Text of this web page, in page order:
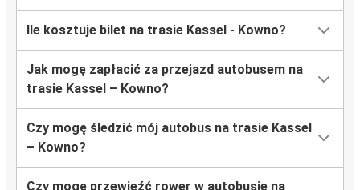
Ile kosztuje bilet na trasie Kassel - Kowno?
Jak mogę zapłacić za przejazd autobusem na
trasie Kassel – Kowno?
Czy mogę śledzić mój autobus na trasie Kassel
– Kowno?
Czy mogę przewieźć rower w autobusie na